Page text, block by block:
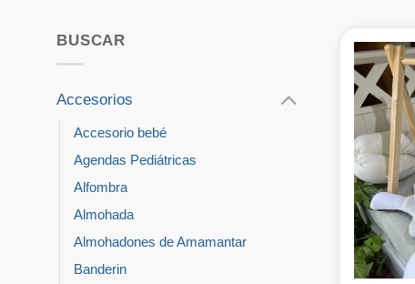
BUSCAR
Accesorios
Accesorio bebé
Agendas Pediátricas
Alfombra
Almohada
Almohadones de Amamantar
Banderin